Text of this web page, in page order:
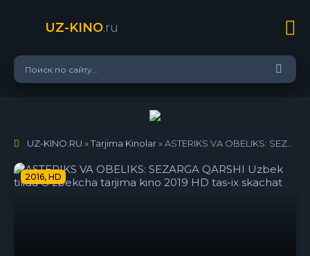
UZ-KINO.ru
UZ-KINO.RU »Tarjima Kinolar» ASTERIKS VA OBELIKS: SEZARGA QARSHI Uzbek tilida O'zbekcha tarjima kino 2019 HD tas-ix skachat
2016, HD